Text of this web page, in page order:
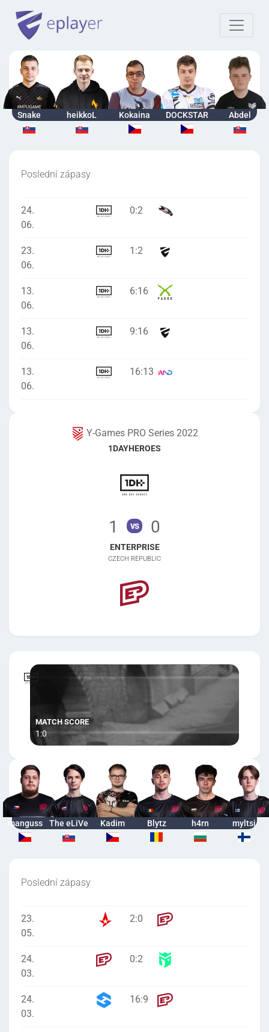
Snake heikkoL Kokaina DOCKSTAR Abdel
Poslední zápasy
24.
06.
0:2
23.
06.
1 :2
13.
06.
6:16
13.
06.
9:16
13.
06.
16:13
Y-Games PRO Series 2022
1DAYHEROES
1 vs 0
ENTERPRISE
CZECH REPUBLIC
1:0
manguss The eLiVe Kadim Blytz h4rn myltsi
Poslední zápasy
23.
05.
2:0
24.
03.
0:2
24.
03.
16:9